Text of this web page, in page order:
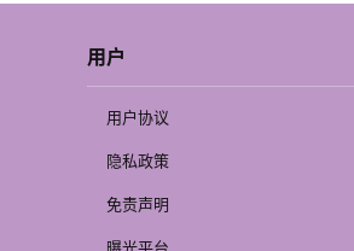
用户
用户协议
隐私政策
免责声明